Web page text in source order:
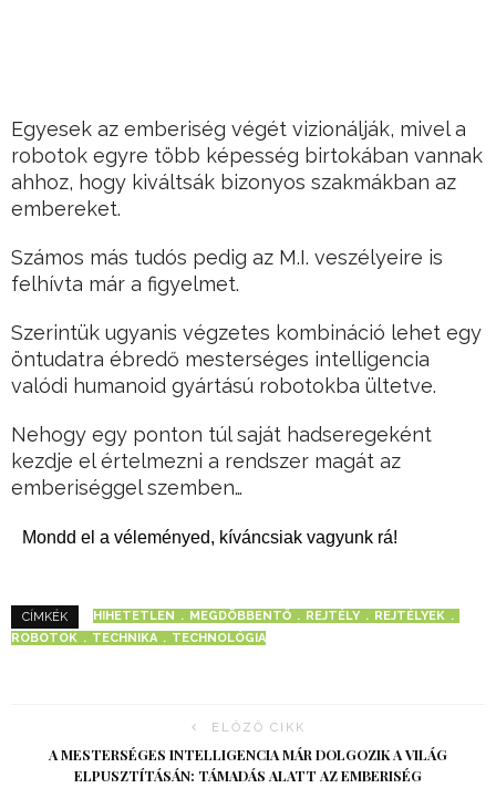
Egyesek az emberiség végét vizionálják, mivel a
robotok egyre több képesség birtokában vannak
ahhoz, hogy kiváltsák bizonyos szakmákban az
embereket.
Számos más tudós pedig az M.I. veszélyeire is
felhívta már a figyelmet.
Szerintük ugyanis végzetes kombináció lehet egy
öntudatra ébredő mesterséges intelligencia
valódi humanoid gyártású robotokba ültetve.
Nehogy egy ponton túl saját hadseregeként
kezdje el értelmezni a rendszer magát az
emberiséggel szemben…
Mondd el a véleményed, kíváncsiak vagyunk rá!
CÍMKÉK HIHETETLEN MEGDÖBBENTŐ REJTÉLY
REJTÉLYEK
ROBOTOK
TECHNIKA TECHNOLÓGIA
ELŐZŐ CIKK
A MESTERSÉGES INTELLIGENCIA MÁR DOLGOZIK A VILÁG
ELPUSZTÍTÁSÁN: TÁMADÁS ALATT AZ EMBERISÉG